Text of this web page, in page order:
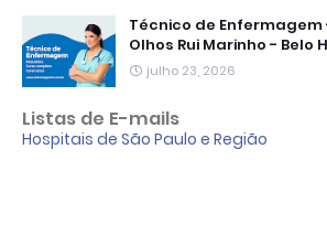
Técnico de
Olhos Rui Marinho - Belo
julho 23, 2026
Listas de E-mails
Hospitais de São Paulo e Região